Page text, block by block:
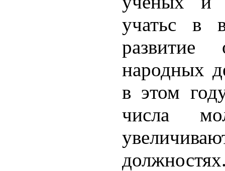
учатьс в
народных
в этом
числа